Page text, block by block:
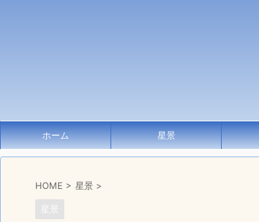
ホーム 星景
HOME > 星景 >
星景